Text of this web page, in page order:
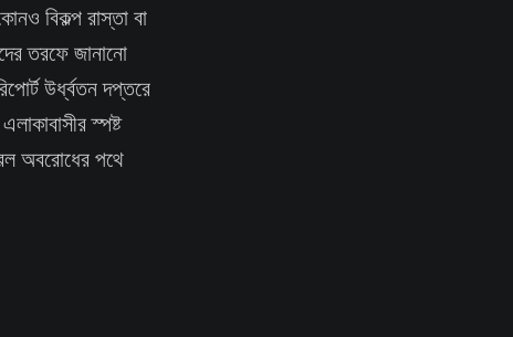
বিকল্প রাস্তা বা
তরফে জানানো
উর্ধ্বতন দপ্তরে
স্পষ্ট
অবরোধের পথে